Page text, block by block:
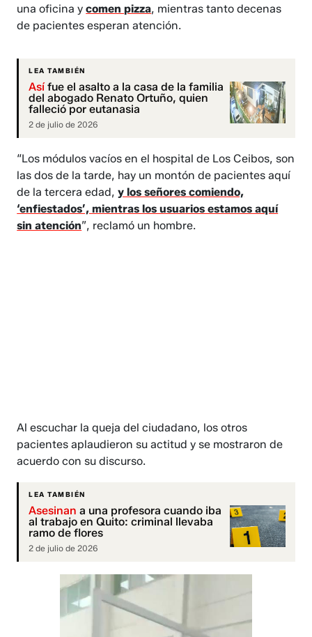
una oficina ycomen pizza, mientras tanto decenas
de pacientes esperan atención.
LEA TAMBIÉN
Asífue el asalto a la casa de la familia
del abogado Renato Ortuño, quien
falleció por eutanasia
2 de julio de 2026
“Los módulos vacíos en el hospital de Los Ceibos, son
las dos de la tarde, hay un montón de pacientes aquí
de la tercera edad,y los señores comiendo,
‘enfiestados’, mientras los usuarios estamos aquí
sin atención”, reclamó un hombre.
Al escuchar la queja del ciudadano, los otros
pacientes aplaudieron su actitud y se mostraron de
acuerdo con su discurso.
LEA TAMBIÉN
Asesinan a una profesora cuando iba
al trabajo en Quito: criminal llevaba
ramo de flores
2 de julio de 2026